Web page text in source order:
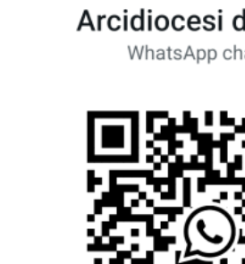
ore 11:30 - Lucca, Scuola
- Viale Castruccio
murales in